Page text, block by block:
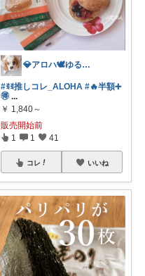
💎アロハ🕊️ゆる身体に優し🔥勝3倍
#ꉂꉂ推しコレ_ALOHA #🔥半額➕
🉐 ...
￥ 1,840～
販売開始前
1 1 41
コレ いいね